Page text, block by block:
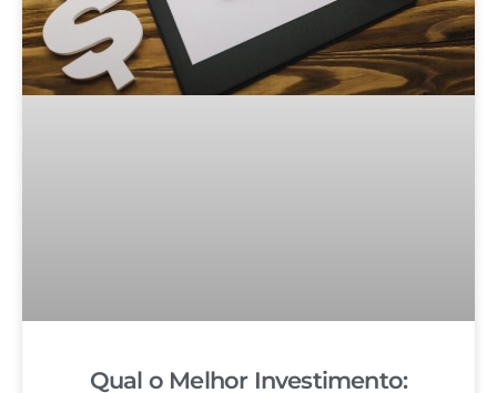
Qual o Melhor Investimento: